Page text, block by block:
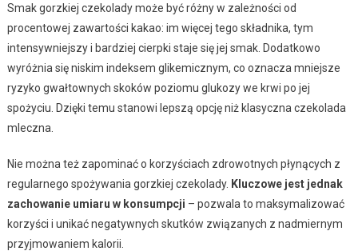
Smak gorzkiej czekolady może być różny w zależności od
procentowej zawartości kakao: im więcej tego składnika, tym
intensywniejszy i bardziej cierpki staje się jej smak. Dodatkowo
wyróżnia się niskim indeksem glikemicznym, co oznacza mniejsze
ryzyko gwałtownych skoków poziomu glukozy we krwi po jej
spożyciu. Dzięki temu stanowi lepszą opcję niż klasyczna czekolada
mleczna.
Nie można też zapominać o korzyściach zdrowotnych płynących z
regularnego spożywania gorzkiej czekolady. Kluczowe jest jednak
zachowanie umiaru w konsumpcji – pozwala to maksymalizować
korzyści i unikać negatywnych skutków związanych z nadmiernym
przyjmowaniem kalorii.